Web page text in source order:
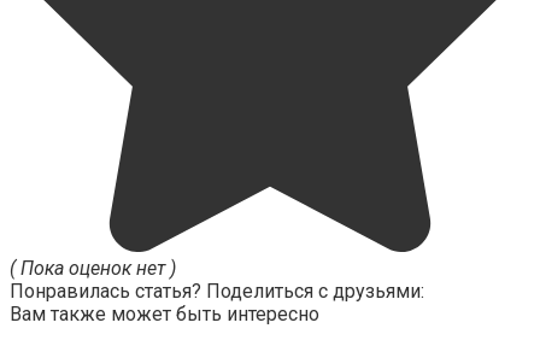
( Пока оценок нет )
Понравилась статья? Поделиться с друзьями:
Вам также может быть интересно